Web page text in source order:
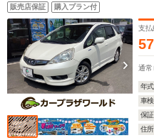
パーデアイサー ヒーテットド
ヘッドライト フォグランプ 純
販売店保証 購入プラン付
支払
通常
年式
車検
保証
住所